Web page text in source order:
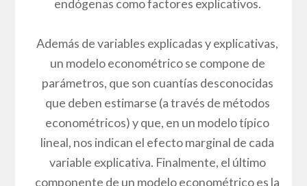
endógenas como factores explicativos.
Además de variables explicadas y explicativas,
un modelo econométrico se compone de
parámetros, que son cuantías desconocidas
que deben estimarse (a través de métodos
econométricos) y que, en un modelo típico
lineal, nos indican el efecto marginal de cada
variable explicativa. Finalmente, el último
componente de un modelo econométrico es la